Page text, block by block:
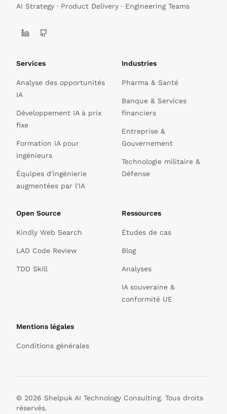
AI Strategy · Product Delivery · Engineering Teams
Services
Analyse des opportunités
IA
Développement IA à prix
fixe
Formation IA pour
ingénieurs
Équipes d'ingénierie
augmentées par l'IA
Industries
Pharma & Santé
Banque & Services
financiers
Entreprise &
Gouvernement
Technologie militaire &
Défense
Open Source
Kindly Web Search
LAD Code Review
TDD Skill
Ressources
Études de cas
Blog
Analyses
IA souveraine &
conformité UE
Mentions légales
Conditions générales
© 2026 Shelpuk AI Technology Consulting. Tous droits
réservés.